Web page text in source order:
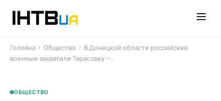
Головна › Общество › В Донецкой области российские
военные захватили Тарасовку –…
ОБЩЕСТВО